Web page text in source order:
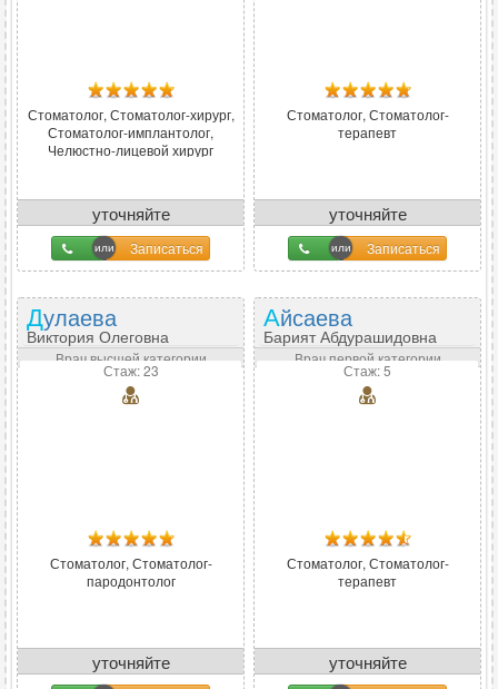
Стоматолог, Стоматолог-хирург,
Стоматолог-имплантолог,
Челюстно-лицевой хирург
уточняйте
Записаться
Стоматолог, Стоматолог-
терапевт
уточняйте
Записаться
Дулаева
Виктория Олеговна
Врач высшей категории
Стаж: 23
Стоматолог, Стоматолог-
пародонтолог
уточняйте
Айсаева
Барият Абдурашидовна
Врач первой категории
Стаж: 5
Стоматолог, Стоматолог-
терапевт
уточняйте